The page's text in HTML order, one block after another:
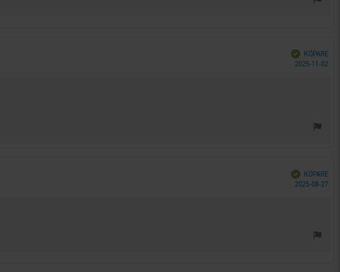
Bekräftad
KÖPARE
2025-11-02
Bekräftad
KÖPARE
2025-08-27